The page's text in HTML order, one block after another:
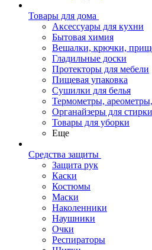
Товары для дома
Аксессуары для кухни
Бытовая химия
Вешалки, крючки,
Гладильные доски
Протекторы для мебели
Пищевая упаковка
Сушилки для белья
Термометры,
Органайзеры для
Товары для уборки
Еще
Средства защиты
Защита рук
Каски
Костюмы
Маски
Наколенники
Наушники
Очки
Респираторы